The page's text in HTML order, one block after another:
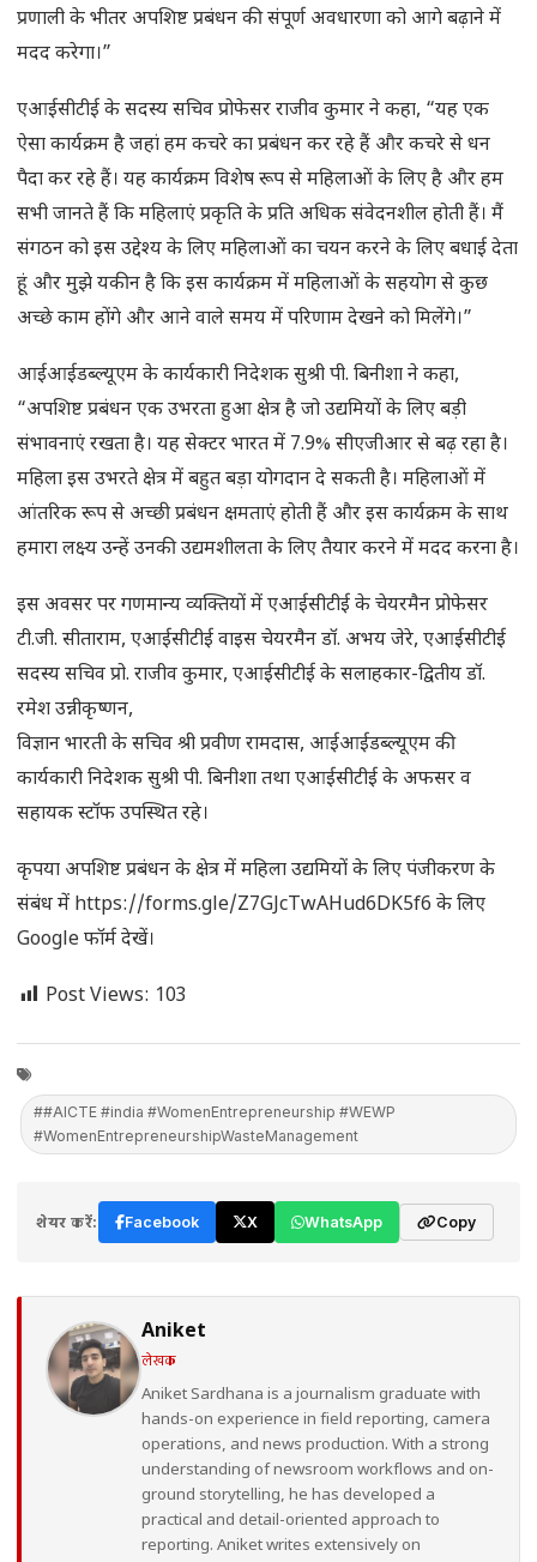
प्रणाली के भीतर अपशिष्ट प्रबंधन की संपूर्ण अवधारणा को आगे बढ़ाने में
मदद करेगा।”
एआईसीटीई के सदस्य सचिव प्रोफेसर राजीव कुमार ने कहा, “यह एक
ऐसा कार्यक्रम है जहां हम कचरे का प्रबंधन कर रहे हैं और कचरे से धन
पैदा कर रहे हैं। यह कार्यक्रम विशेष रूप से महिलाओं के लिए है और हम
सभी जानते हैं कि महिलाएं प्रकृति के प्रति अधिक संवेदनशील होती हैं। मैं
संगठन को इस उद्देश्य के लिए महिलाओं का चयन करने के लिए बधाई देता
हूं और मुझे यकीन है कि इस कार्यक्रम में महिलाओं के सहयोग से कुछ
अच्छे काम होंगे और आने वाले समय में परिणाम देखने को मिलेंगे।”
आईआईडब्ल्यूएम के कार्यकारी निदेशक सुश्री पी. बिनीशा ने कहा,
“अपशिष्ट प्रबंधन एक उभरता हुआ क्षेत्र है जो उद्यमियों के लिए बड़ी
संभावनाएं रखता है। यह सेक्टर भारत में 7.9% सीएजीआर से बढ़ रहा है।
महिला इस उभरते क्षेत्र में बहुत बड़ा योगदान दे सकती है। महिलाओं में
आंतरिक रूप से अच्छी प्रबंधन क्षमताएं होती हैं और इस कार्यक्रम के साथ
हमारा लक्ष्य उन्हें उनकी उद्यमशीलता के लिए तैयार करने में मदद करना है।
इस अवसर पर गणमान्य व्यक्तियों में एआईसीटीई के चेयरमैन प्रोफेसर
टी.जी. सीताराम, एआईसीटीई वाइस चेयरमैन डॉ. अभय जेरे, एआईसीटीई
सदस्य सचिव प्रो. राजीव कुमार, एआईसीटीई के सलाहकार-द्वितीय डॉ.
रमेश उन्नीकृष्णन,
विज्ञान भारती के सचिव श्री प्रवीण रामदास, आईआईडब्ल्यूएम की
कार्यकारी निदेशक सुश्री पी. बिनीशा तथा एआईसीटीई के अफसर व
सहायक स्टॉफ उपस्थित रहे।
कृपया अपशिष्ट प्रबंधन के क्षेत्र में महिला उद्यमियों के लिए पंजीकरण के
संबंध में https://forms.gle/Z7GJcTwAHud6DK5f6 के लिए
Google फॉर्म देखें।
Post Views: 103
##AICTE #india #WomenEntrepreneurship #WEWP
#WomenEntrepreneurshipWasteManagement
शेयर करें: Facebook X WhatsApp Copy
Aniket
लेखक
Aniket Sardhana is a journalism graduate with
hands-on experience in field reporting, camera
operations, and news production. With a strong
understanding of newsroom workflows and on-
ground storytelling, he has developed a
practical and detail-oriented approach to
reporting. Aniket writes extensively on